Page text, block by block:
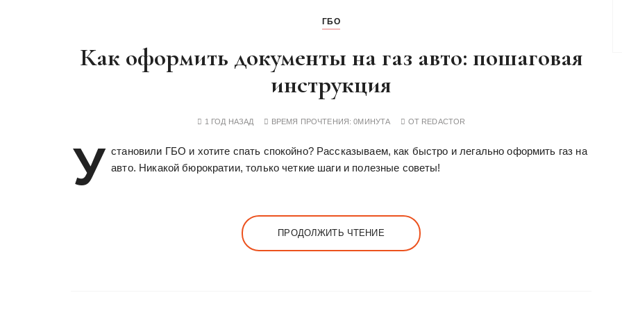
ГБО
Как оформить документы на газ авто: пошаговая
инструкция
1 ГОД НАЗАД ВРЕМЯ ПРОЧТЕНИЯ:0МИНУТА ОТ REDACTOR
У становили ГБО и хотите спать спокойно? Рассказываем, как быстро и легально оформить газ на
авто. Никакой бюрократии, только четкие шаги и полезные советы!
ПРОДОЛЖИТЬ ЧТЕНИЕ